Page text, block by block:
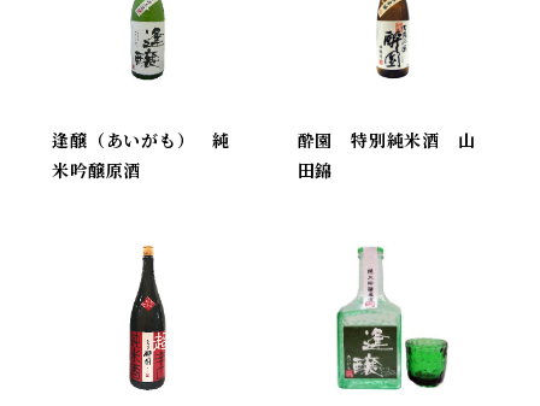
逢醸（あいがも） 純
米吟醸原酒
酔園 特別純米酒 山
田錦